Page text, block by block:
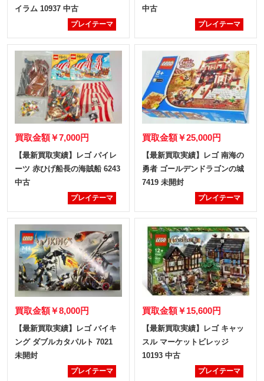
イラム 10937 中古
プレイテーマ
中古
プレイテーマ
買取金額￥7,000円
【最新買取実績】レゴ パイレ
ーツ 赤ひげ船長の海賊船 6243
中古
プレイテーマ
買取金額￥25,000円
【最新買取実績】レゴ 南海の
勇者 ゴールデンドラゴンの城
7419 未開封
プレイテーマ
買取金額￥8,000円
【最新買取実績】レゴ バイキ
ング ダブルカタパルト 7021
未開封
プレイテーマ
買取金額￥15,600円
【最新買取実績】レゴ キャッ
スル マーケットビレッジ
10193 中古
プレイテーマ